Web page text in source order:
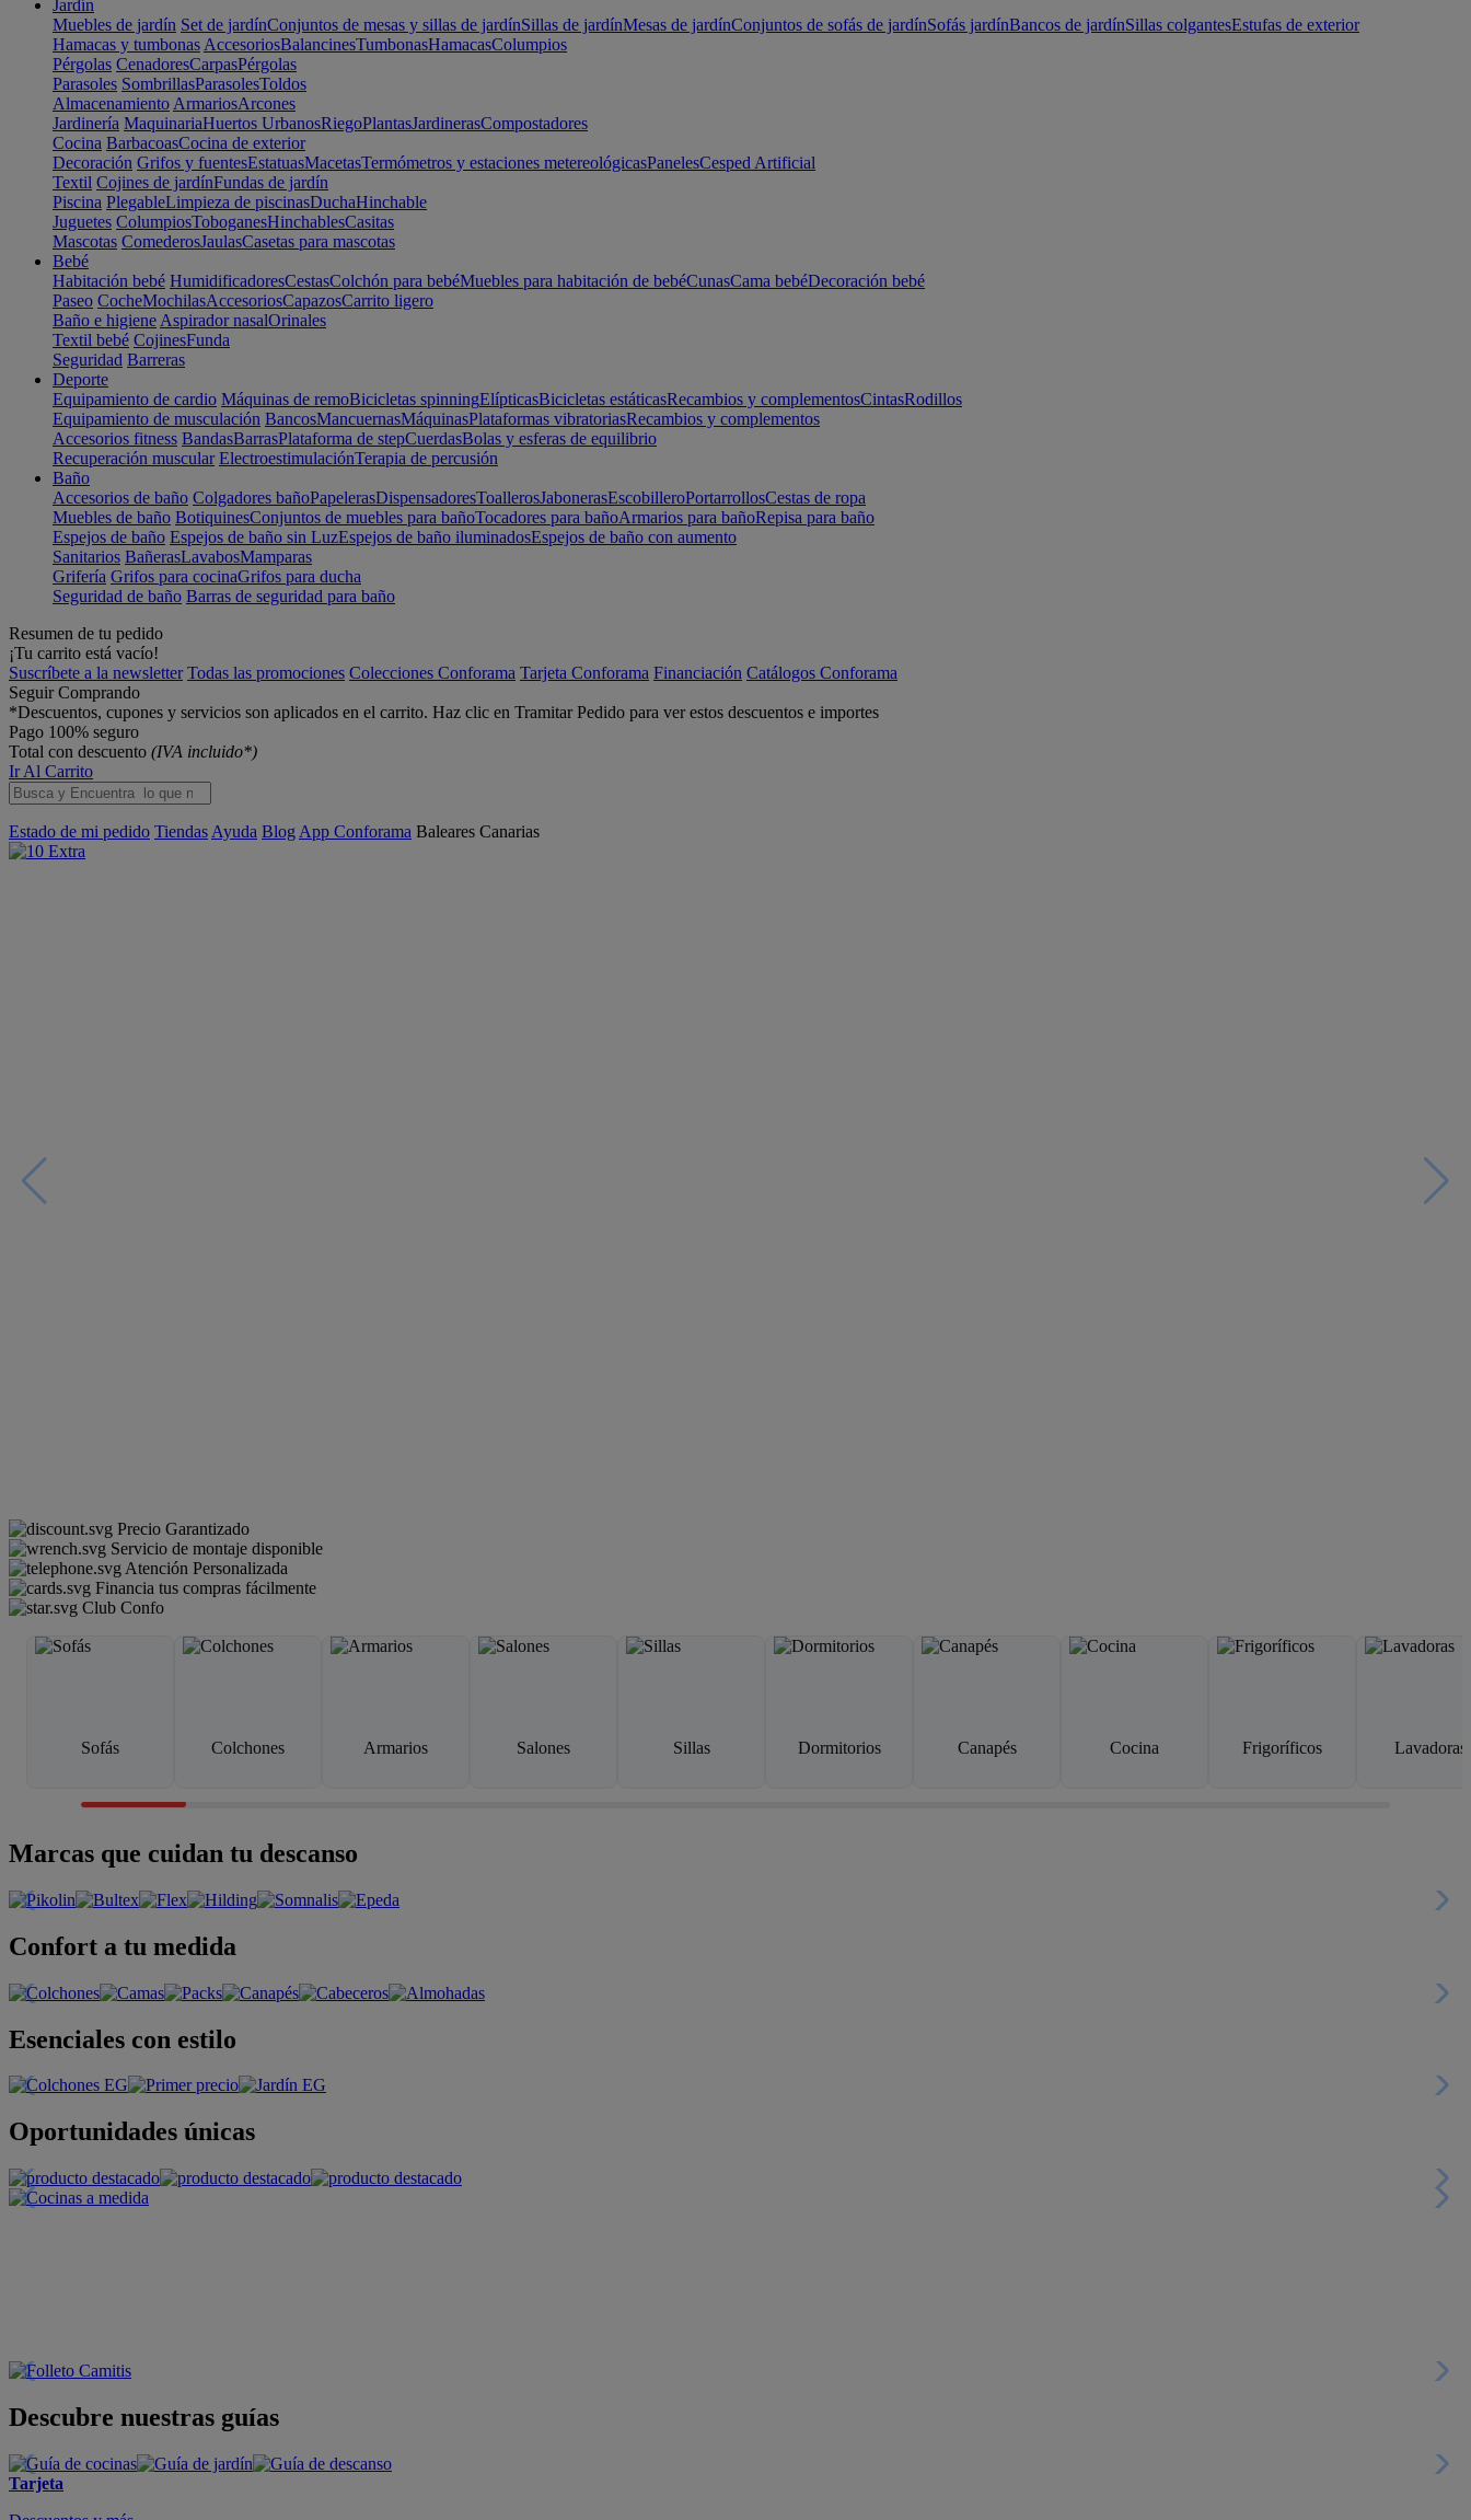
Jardín
Muebles de jardín Set de jardínConjuntos de mesas y sillas de jardínSillas de jardínMesas de jardínConjuntos de sofás de jardínSofás jardínBancos de jardínSillas colgantesEstufas de exterior
Hamacas y tumbonas AccesoriosBalancinesTumbonasHamacasColumpios
Pérgolas CenadoresCarpasPérgolas
Parasoles SombrillasParasolesToldos
Almacenamiento ArmariosArcones
Jardinería MaquinariaHuertos UrbanosRiegoPlantasJardinerasCompostadores
Cocina BarbacoasCocina de exterior
Decoración Grifos y fuentesEstatuasMacetasTermómetros y estaciones metereológicasPanelesCesped Artificial
Textil Cojines de jardínFundas de jardín
Piscina PlegableLimpieza de piscinasDuchaHinchable
Juguetes ColumpiosToboganesHinchablesCasitas
Mascotas ComederosJaulasCasetas para mascotas
Bebé
Habitación bebé HumidificadoresCestasColchón para bebéMuebles para habitación de bebéCunasCama bebéDecoración bebé
Paseo CocheMochilasAccesoriosCapazosCarrito ligero
Baño e higiene Aspirador nasalOrinales
Textil bebé CojinesFunda
Seguridad Barreras
Deporte
Equipamiento de cardio Máquinas de remoBicicletas spinningElípticasBicicletas estáticasRecambios y complementosCintasRodillos
Equipamiento de musculación BancosMancuernasMáquinasPlataformas vibratoriasRecambios y complementos
Accesorios fitness BandasBarrasPlataforma de stepCuerdasBolas y esferas de equilibrio
Recuperación muscular ElectroestimulaciónTerapia de percusión
Baño
Accesorios de baño Colgadores bañoPapelerasDispensadoresToallerosJabonerasEscobilleroPortarrollosCestas de ropa
Muebles de baño BotiquinesConjuntos de muebles para bañoTocadores para bañoArmarios para bañoRepisa para baño
Espejos de baño Espejos de baño sin LuzEspejos de baño iluminadosEspejos de baño con aumento
Sanitarios BañerasLavabosMamparas
Grifería Grifos para cocinaGrifos para ducha
Seguridad de baño Barras de seguridad para baño
Resumen de tu pedido
¡Tu carrito está vacío!
Suscríbete a la newsletter Todas las promociones Colecciones Conforama Tarjeta Conforama Financiación Catálogos Conforama
Seguir Comprando
*Descuentos, cupones y servicios son aplicados en el carrito. Haz clic en Tramitar Pedido para ver estos descuentos e importes
Pago 100% seguro
Total con descuento (IVA incluido*)
Ir Al Carrito
Estado de mi pedido Tiendas Ayuda Blog App Conforama Baleares Canarias
Precio Garantizado
Servicio de montaje disponible
Atención Personalizada
Financia tus compras fácilmente
Club Confo
Sofás Colchones Armarios Salones Sillas Dormitorios Canapés Cocina Frigoríficos Lavadoras
Marcas que cuidan tu descanso
Confort a tu medida
Esenciales con estilo
Oportunidades únicas
Descubre nuestras guías
Tarjeta